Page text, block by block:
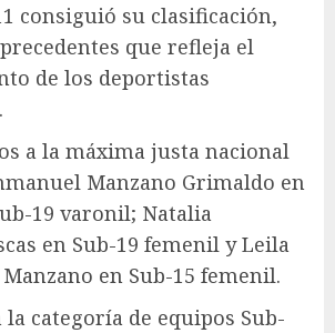
consiguió su clasificación,
que refleja el
de los deportistas
a la máxima justa nacional
Manzano Grimaldo en
19 varonil; Natalia
en Sub-19 femenil y Leila
en Sub-15 femenil.
categoría de equipos Sub-